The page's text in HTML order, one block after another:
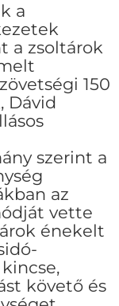
a
a zsoltárok
150
Dávid
szerint a
az
vette
énekelt
követő és